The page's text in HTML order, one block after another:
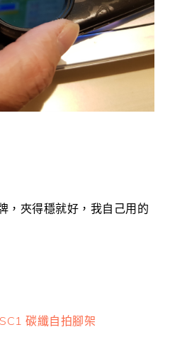
，夾得穩就好，我自己用的
碳纖自拍腳架